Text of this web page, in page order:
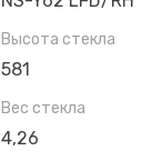
Высота стекла
581
Вес стекла
4,26